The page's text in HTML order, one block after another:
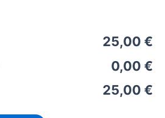
25,00 €
0,00 €
25,00 €